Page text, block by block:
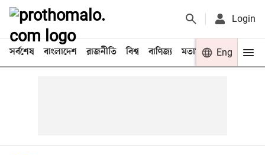
Login
সর্বশেষ বাংলাদেশ রাজনীতি বিশ্ব বাণিজ্য মতামত খেলা
Eng